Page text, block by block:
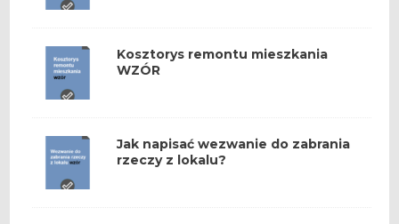
Kosztorys remontu mieszkania
WZÓR
Jak napisać wezwanie do zabrania
rzeczy z lokalu?